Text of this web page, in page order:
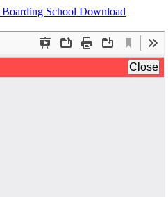
School Download